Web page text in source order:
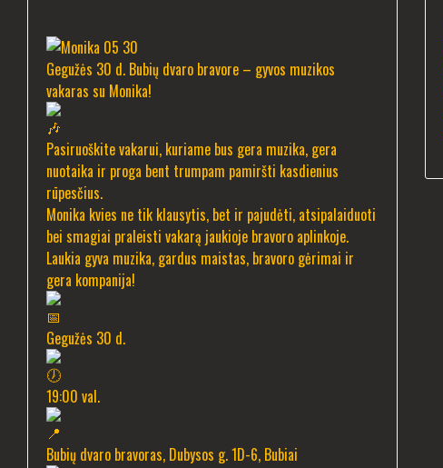
Gegužės 30 d. Bubių dvaro bravore – gyvos muzikos
vakaras su Monika!
Pasiruoškite vakarui, kuriame bus gera muzika, gera
nuotaika ir proga bent trumpam pamiršti kasdienius
rūpesčius.
Monika kvies ne tik klausytis, bet ir pajudėti, atsipalaiduoti
bei smagiai praleisti vakarą jaukioje bravoro aplinkoje.
Laukia gyva muzika, gardus maistas, bravoro gėrimai ir
gera kompanija!
Gegužės 30 d.
19:00 val.
Bubių dvaro bravoras, Dubysos g. 1D-6, Bubiai